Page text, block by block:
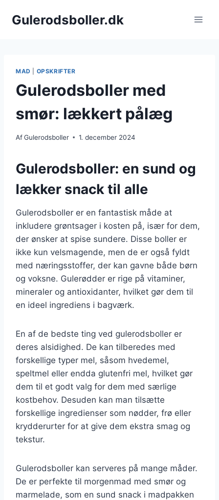
Gulerodsboller.dk
MAD OPSKRIFTER
Gulerodsboller med
smør: lækkert pålæg
AfGulerodsboller 1. december 2024
Gulerodsboller: en sund og
lækker snack til alle
Gulerodsboller er en fantastisk måde at
inkludere grøntsager i kosten på, især for dem,
der ønsker at spise sundere. Disse boller er
ikke kun velsmagende, men de er også fyldt
med næringsstoffer, der kan gavne både børn
og voksne. Gulerødder er rige på vitaminer,
mineraler og antioxidanter, hvilket gør dem til
en ideel ingrediens i bagværk.
En af de bedste ting ved gulerodsboller er
deres alsidighed. De kan tilberedes med
forskellige typer mel, såsom hvedemel,
speltmel eller endda glutenfri mel, hvilket gør
dem til et godt valg for dem med særlige
kostbehov. Desuden kan man tilsætte
forskellige ingredienser som nødder, frø eller
krydderurter for at give dem ekstra smag og
tekstur.
Gulerodsboller kan serveres på mange måder.
De er perfekte til morgenmad med smør og
marmelade, som en sund snack i madpakken